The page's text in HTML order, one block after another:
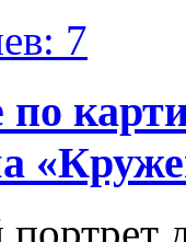
7
по